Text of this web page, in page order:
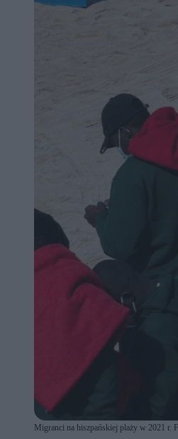
Migranci na hiszpańskiej plaży w 2021 r.